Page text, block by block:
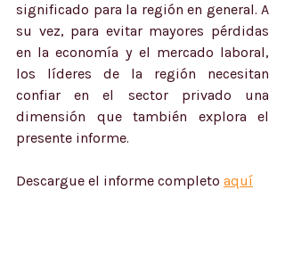
significado para la región en general. A
su vez, para evitar mayores pérdidas
en la economía y el mercado laboral,
los líderes de la región necesitan
confiar en el sector privado una
dimensión que también explora el
presente informe.
Descargue el informe completo aquí